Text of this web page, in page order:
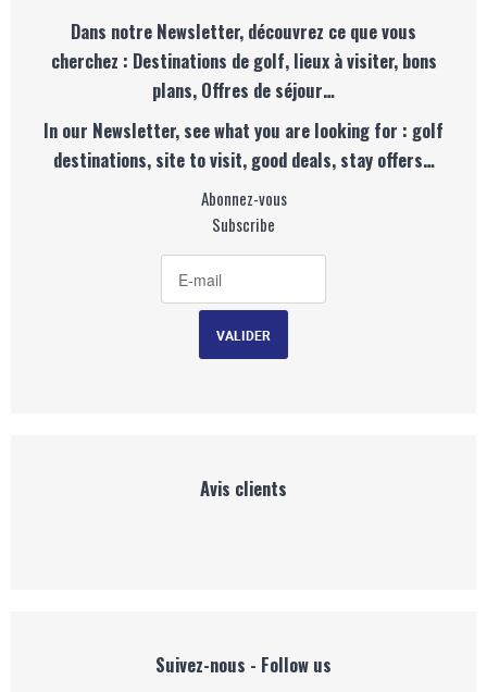
Dans notre Newsletter, découvrez ce que vous
cherchez : Destinations de golf, lieux à visiter, bons
plans, Offres de séjour…
In our Newsletter, see what you are looking for : golf
destinations, site to visit, good deals, stay offers…
Abonnez-vous
Subscribe
Avis clients
Suivez-nous - Follow us